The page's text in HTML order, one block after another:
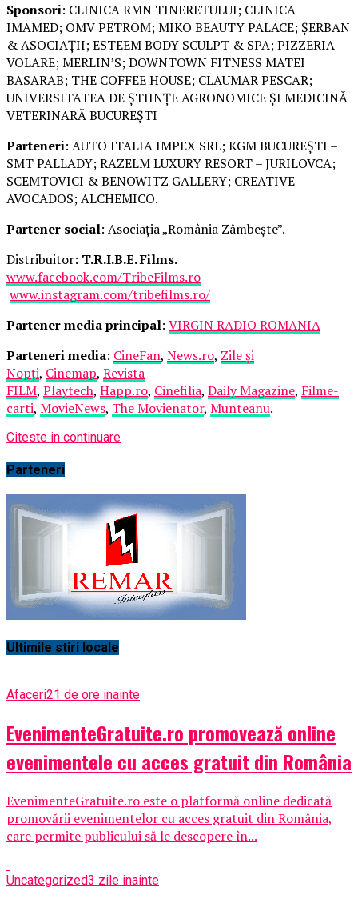
Sponsori: CLINICA RMN TINERETULUI; CLINICA
IMAMED; OMV PETROM; MIKO BEAUTY PALACE; ȘERBAN
& ASOCIAȚII; ESTEEM BODY SCULPT & SPA; PIZZERIA
VOLARE; MERLIN’S; DOWNTOWN FITNESS MATEI
BASARAB; THE COFFEE HOUSE; CLAUMAR PESCAR;
UNIVERSITATEA DE ȘTIINȚE AGRONOMICE ȘI MEDICINĂ
VETERINARĂ BUCUREȘTI
Parteneri: AUTO ITALIA IMPEX SRL; KGM BUCUREȘTI –
SMT PALLADY; RAZELM LUXURY RESORT – JURILOVCA;
SCEMTOVICI & BENOWITZ GALLERY; CREATIVE
AVOCADOS; ALCHEMICO.
Partener social: Asociația „România Zâmbește”.
Distribuitor: T.R.I.B.E. Films.
www.facebook.com/TribeFilms.ro–
www.instagram.com/tribefilms.ro/
Partener media principal: VIRGIN RADIO ROMANIA
Parteneri media: CineFan, News.ro, Zile și
Nopți, Cinemap, Revista
FILM, Playtech, Happ.ro, Cinefilia, Daily Magazine, Filme-
carti, MovieNews, The Movienator, Munteanu.
Citeste in continuare
Parteneri
Ultimile stiri locale
Afaceri21 de ore inainte
EvenimenteGratuite.ro promovează online
evenimentele cu acces gratuit din România
EvenimenteGratuite.ro este o platformă online dedicată
promovării evenimentelor cu acces gratuit din România,
care permite publicului să le descopere în...
Uncategorized3 zile inainte